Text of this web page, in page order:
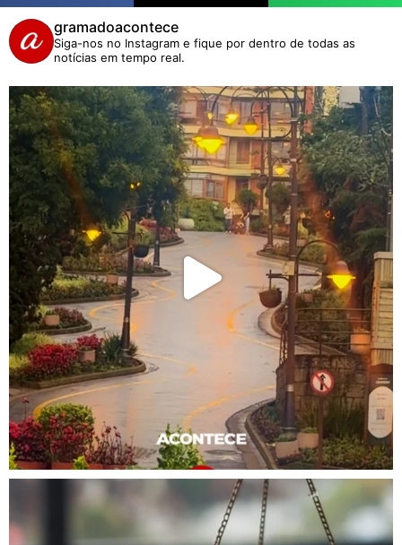
gramadoacontece
Siga-nos no Instagram e fique por dentro de todas as
notícias em tempo real.